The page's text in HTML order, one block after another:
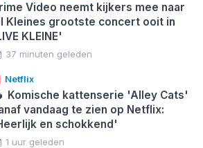
Video neemt kijkers mee naar
Kleines grootste concert ooit in
KLEINE'
37 minuten geleden
Netflix
Komische kattenserie 'Alley Cats'
vandaag te zien op Netflix:
en schokkend'
1 uur geleden